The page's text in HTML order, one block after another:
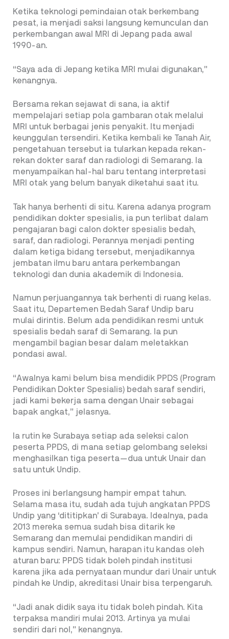
Ketika teknologi pemindaian otak berkembang
pesat, ia menjadi saksi langsung kemunculan dan
perkembangan awal MRI di Jepang pada awal
1990-an.
“Saya ada di Jepang ketika MRI mulai digunakan,”
kenangnya.
Bersama rekan sejawat di sana, ia aktif
mempelajari setiap pola gambaran otak melalui
MRI untuk berbagai jenis penyakit. Itu menjadi
keunggulan tersendiri. Ketika kembali ke Tanah Air,
pengetahuan tersebut ia tularkan kepada rekan-
rekan dokter saraf dan radiologi di Semarang. Ia
menyampaikan hal-hal baru tentang interpretasi
MRI otak yang belum banyak diketahui saat itu.
Tak hanya berhenti di situ. Karena adanya program
pendidikan dokter spesialis, ia pun terlibat dalam
pengajaran bagi calon dokter spesialis bedah,
saraf, dan radiologi. Perannya menjadi penting
dalam ketiga bidang tersebut, menjadikannya
jembatan ilmu baru antara perkembangan
teknologi dan dunia akademik di Indonesia.
Namun perjuangannya tak berhenti di ruang kelas.
Saat itu, Departemen Bedah Saraf Undip baru
mulai dirintis. Belum ada pendidikan resmi untuk
spesialis bedah saraf di Semarang. Ia pun
mengambil bagian besar dalam meletakkan
pondasi awal.
“Awalnya kami belum bisa mendidik PPDS (Program
Pendidikan Dokter Spesialis) bedah saraf sendiri,
jadi kami bekerja sama dengan Unair sebagai
bapak angkat,” jelasnya.
Ia rutin ke Surabaya setiap ada seleksi calon
peserta PPDS, di mana setiap gelombang seleksi
menghasilkan tiga peserta—dua untuk Unair dan
satu untuk Undip.
Proses ini berlangsung hampir empat tahun.
Selama masa itu, sudah ada tujuh angkatan PPDS
Undip yang ‘dititipkan’ di Surabaya. Idealnya, pada
2013 mereka semua sudah bisa ditarik ke
Semarang dan memulai pendidikan mandiri di
kampus sendiri. Namun, harapan itu kandas oleh
aturan baru: PPDS tidak boleh pindah institusi
karena jika ada pernyataan mundur dari Unair untuk
pindah ke Undip, akreditasi Unair bisa terpengaruh.
“Jadi anak didik saya itu tidak boleh pindah. Kita
terpaksa mandiri mulai 2013. Artinya ya mulai
sendiri dari nol,” kenangnya.